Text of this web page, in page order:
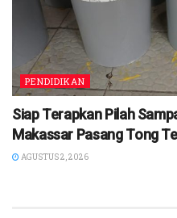
PENDIDIKAN
Siap Terapkan Pilah
Makassar Pasang Tong
AGUSTUS 2, 2026